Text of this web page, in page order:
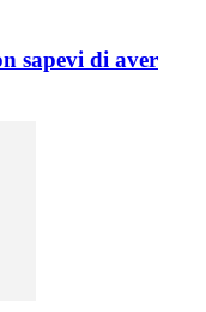
sapevi di aver